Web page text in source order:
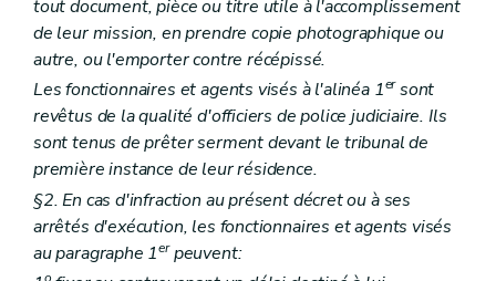
tout document, pièce ou titre utile à l'accomplissement
de leur mission, en prendre copie photographique ou
autre, ou l'emporter contre récépissé.
Les fonctionnaires et agents visés à l'alinéa 1ersont
revêtus de la qualité d'officiers de police judiciaire. Ils
sont tenus de prêter serment devant le tribunal de
première instance de leur résidence.
§2. En cas d'infraction au présent décret ou à ses
arrêtés d'exécution, les fonctionnaires et agents visés
au paragraphe 1erpeuvent:
o